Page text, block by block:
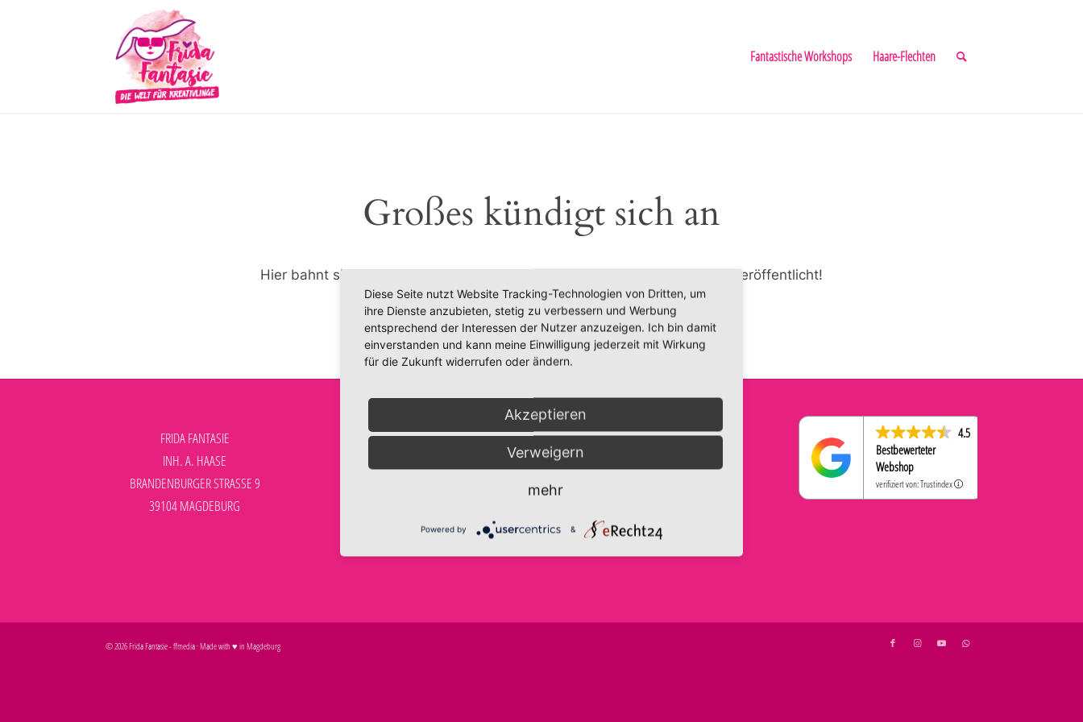
Fantastische Workshops Haare-Flechten
Großes kündigt sich an
Hier bahnt sich etwas Großes an! Unser Shop ist in Arbeit und wird bald veröffentlicht!
FRIDA FANTASIE
INH. A. HAASE
BRANDENBURGER STRASSE 9
39104 MAGDEBURG
info@frida-fantasie.de
AGB
WIDERRUFSBELEHRUNG
4.5
Bestbewerteter
Webshop
verifiziert von: Trustindex
©2026Frida Fantasie-ffmedia· Made with ♥ in Magdeburg
Diese Seite nutzt Website Tracking-Technologien von Dritten, um
ihre Dienste anzubieten, stetig zu verbessern und Werbung
entsprechend der Interessen der Nutzer anzuzeigen. Ich bin damit
einverstanden und kann meine Einwilligung jederzeit mit Wirkung
für die Zukunft widerrufen oder ändern.
Akzeptieren
Verweigern
mehr
Powered by &